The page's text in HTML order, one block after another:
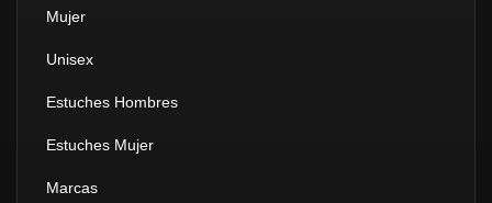
Mujer
Unisex
Estuches Hombres
Estuches Mujer
Marcas